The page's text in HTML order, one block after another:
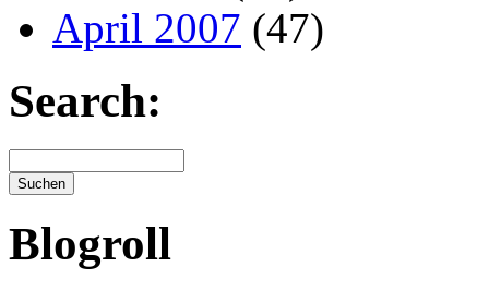
April 2007 (47)
Search:
Blogroll